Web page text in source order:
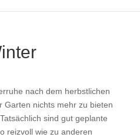
nach dem herbstlichen
Garten nichts mehr zu bieten
sind gut geplante
reizvoll wie zu anderen